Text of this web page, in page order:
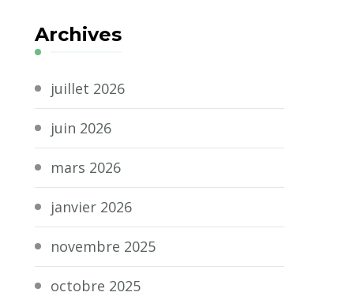
Archives
juillet 2026
juin 2026
mars 2026
janvier 2026
novembre 2025
octobre 2025